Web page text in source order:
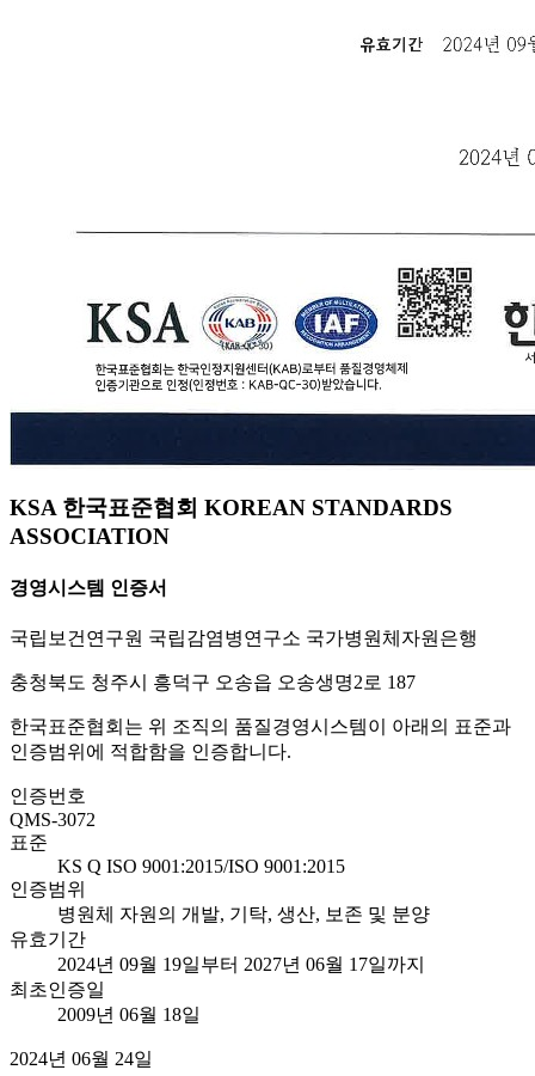
KSA 한국표준협회 KOREAN STANDARDS
ASSOCIATION
경영시스템 인증서
국립보건연구원 국립감염병연구소 국가병원체자원은행
충청북도 청주시 흥덕구 오송읍 오송생명2로 187
한국표준협회는 위 조직의 품질경영시스템이 아래의 표준과
인증범위에 적합함을 인증합니다.
인증번호
QMS-3072
표준
KS Q ISO 9001:2015/ISO 9001:2015
인증범위
병원체 자원의 개발, 기탁, 생산, 보존 및 분양
유효기간
2024년 09월 19일부터 2027년 06월 17일까지
최초인증일
2009년 06월 18일
2024년 06월 24일